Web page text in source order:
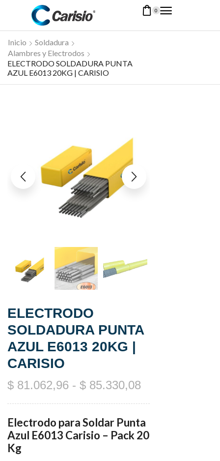
0
Inicio
Soldadura
Alambres y Electrodos
ELECTRODO SOLDADURA PUNTA
AZUL E6013 20KG | CARISIO
ELECTRODO
SOLDADURA PUNTA
AZUL E6013 20KG |
CARISIO
$ 81.062,96 - $ 85.330,08
Electrodo para Soldar Punta
Azul E6013 Carisio – Pack 20
Kg